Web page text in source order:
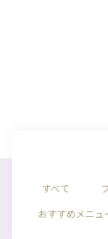
すべて
おすすめメニュ